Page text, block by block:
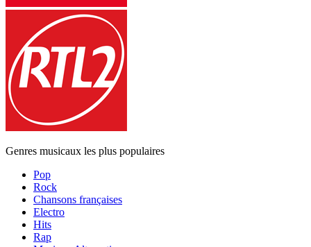
Genres musicaux les plus populaires
Pop
Rock
Chansons françaises
Electro
Hits
Rap